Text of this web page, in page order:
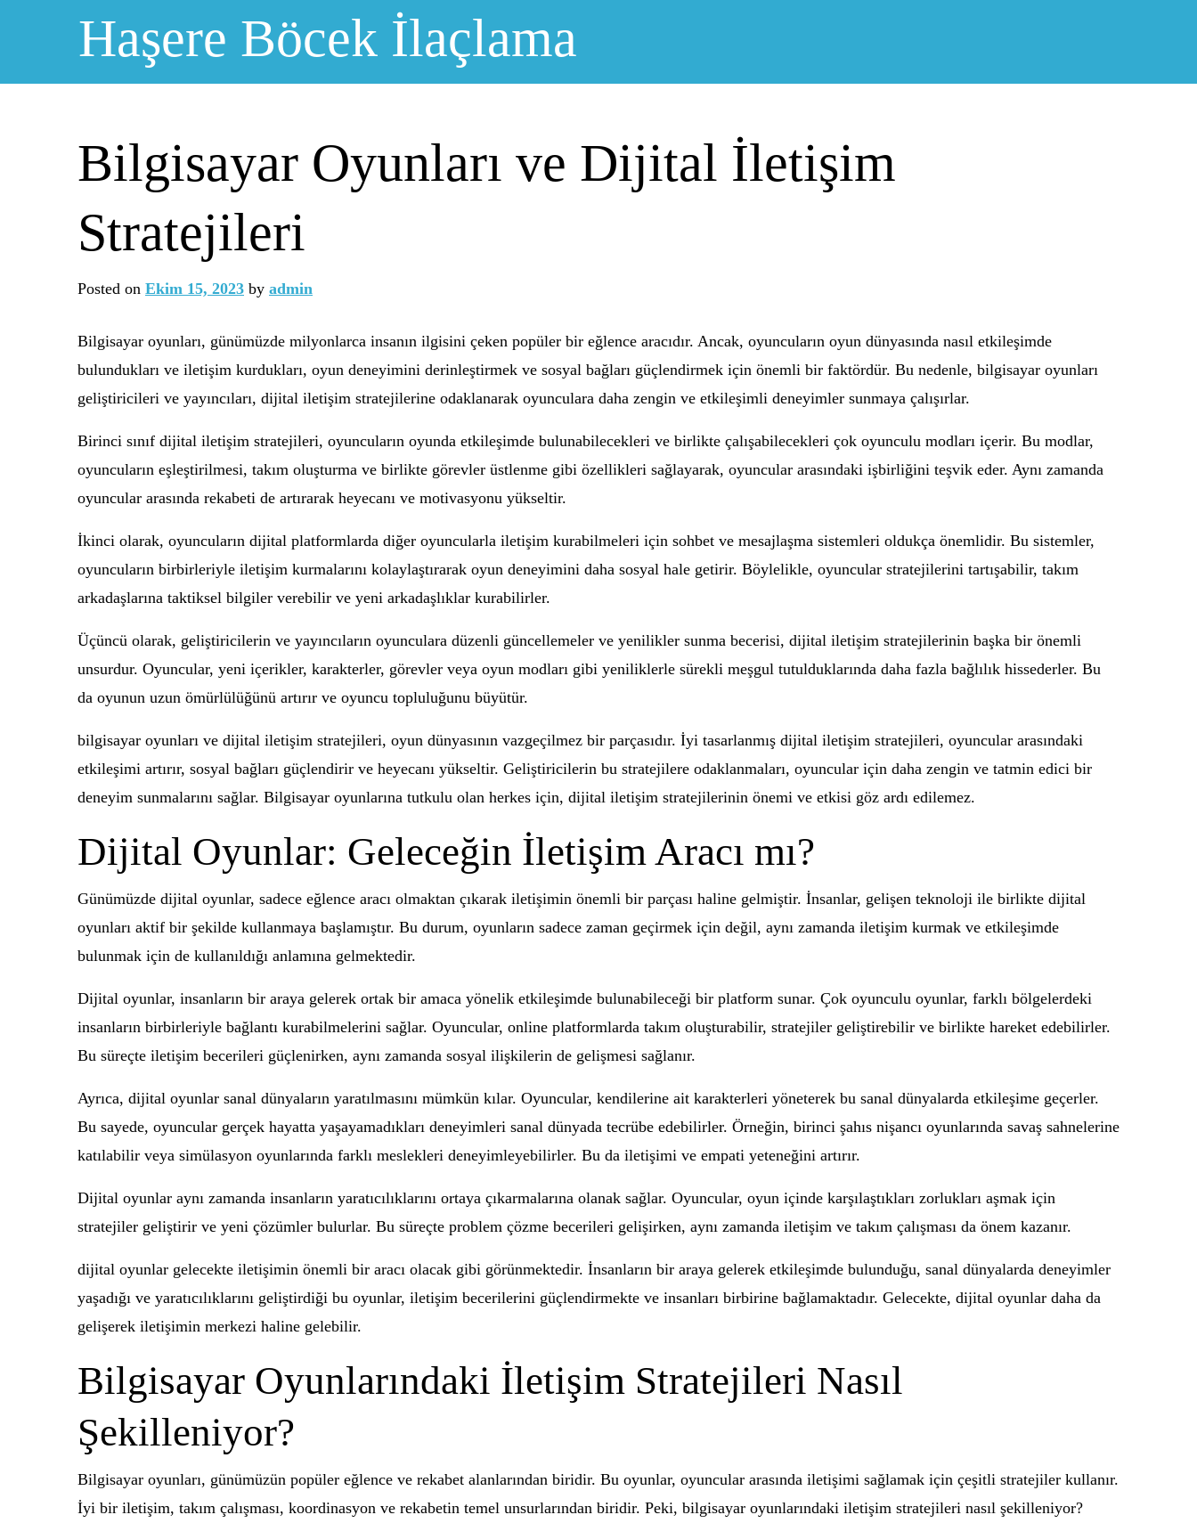
Haşere Böcek İlaçlama
Bilgisayar Oyunları ve Dijital İletişim
Stratejileri
Posted on Ekim 15, 2023 by admin
Bilgisayar oyunları, günümüzde milyonlarca insanın ilgisini çeken popüler bir eğlence aracıdır. Ancak, oyuncuların oyun dünyasında nasıl etkileşimde
bulundukları ve iletişim kurdukları, oyun deneyimini derinleştirmek ve sosyal bağları güçlendirmek için önemli bir faktördür. Bu nedenle, bilgisayar oyunları
geliştiricileri ve yayıncıları, dijital iletişim stratejilerine odaklanarak oyunculara daha zengin ve etkileşimli deneyimler sunmaya çalışırlar.
Birinci sınıf dijital iletişim stratejileri, oyuncuların oyunda etkileşimde bulunabilecekleri ve birlikte çalışabilecekleri çok oyunculu modları içerir. Bu modlar,
oyuncuların eşleştirilmesi, takım oluşturma ve birlikte görevler üstlenme gibi özellikleri sağlayarak, oyuncular arasındaki işbirliğini teşvik eder. Aynı zamanda
oyuncular arasında rekabeti de artırarak heyecanı ve motivasyonu yükseltir.
İkinci olarak, oyuncuların dijital platformlarda diğer oyuncularla iletişim kurabilmeleri için sohbet ve mesajlaşma sistemleri oldukça önemlidir. Bu sistemler,
oyuncuların birbirleriyle iletişim kurmalarını kolaylaştırarak oyun deneyimini daha sosyal hale getirir. Böylelikle, oyuncular stratejilerini tartışabilir, takım
arkadaşlarına taktiksel bilgiler verebilir ve yeni arkadaşlıklar kurabilirler.
Üçüncü olarak, geliştiricilerin ve yayıncıların oyunculara düzenli güncellemeler ve yenilikler sunma becerisi, dijital iletişim stratejilerinin başka bir önemli
unsurdur. Oyuncular, yeni içerikler, karakterler, görevler veya oyun modları gibi yeniliklerle sürekli meşgul tutulduklarında daha fazla bağlılık hissederler. Bu
da oyunun uzun ömürlülüğünü artırır ve oyuncu topluluğunu büyütür.
bilgisayar oyunları ve dijital iletişim stratejileri, oyun dünyasının vazgeçilmez bir parçasıdır. İyi tasarlanmış dijital iletişim stratejileri, oyuncular arasındaki
etkileşimi artırır, sosyal bağları güçlendirir ve heyecanı yükseltir. Geliştiricilerin bu stratejilere odaklanmaları, oyuncular için daha zengin ve tatmin edici bir
deneyim sunmalarını sağlar. Bilgisayar oyunlarına tutkulu olan herkes için, dijital iletişim stratejilerinin önemi ve etkisi göz ardı edilemez.
Dijital Oyunlar: Geleceğin İletişim Aracı mı?
Günümüzde dijital oyunlar, sadece eğlence aracı olmaktan çıkarak iletişimin önemli bir parçası haline gelmiştir. İnsanlar, gelişen teknoloji ile birlikte dijital
oyunları aktif bir şekilde kullanmaya başlamıştır. Bu durum, oyunların sadece zaman geçirmek için değil, aynı zamanda iletişim kurmak ve etkileşimde
bulunmak için de kullanıldığı anlamına gelmektedir.
Dijital oyunlar, insanların bir araya gelerek ortak bir amaca yönelik etkileşimde bulunabileceği bir platform sunar. Çok oyunculu oyunlar, farklı bölgelerdeki
insanların birbirleriyle bağlantı kurabilmelerini sağlar. Oyuncular, online platformlarda takım oluşturabilir, stratejiler geliştirebilir ve birlikte hareket edebilirler.
Bu süreçte iletişim becerileri güçlenirken, aynı zamanda sosyal ilişkilerin de gelişmesi sağlanır.
Ayrıca, dijital oyunlar sanal dünyaların yaratılmasını mümkün kılar. Oyuncular, kendilerine ait karakterleri yöneterek bu sanal dünyalarda etkileşime geçerler.
Bu sayede, oyuncular gerçek hayatta yaşayamadıkları deneyimleri sanal dünyada tecrübe edebilirler. Örneğin, birinci şahıs nişancı oyunlarında savaş sahnelerine
katılabilir veya simülasyon oyunlarında farklı meslekleri deneyimleyebilirler. Bu da iletişimi ve empati yeteneğini artırır.
Dijital oyunlar aynı zamanda insanların yaratıcılıklarını ortaya çıkarmalarına olanak sağlar. Oyuncular, oyun içinde karşılaştıkları zorlukları aşmak için
stratejiler geliştirir ve yeni çözümler bulurlar. Bu süreçte problem çözme becerileri gelişirken, aynı zamanda iletişim ve takım çalışması da önem kazanır.
dijital oyunlar gelecekte iletişimin önemli bir aracı olacak gibi görünmektedir. İnsanların bir araya gelerek etkileşimde bulunduğu, sanal dünyalarda deneyimler
yaşadığı ve yaratıcılıklarını geliştirdiği bu oyunlar, iletişim becerilerini güçlendirmekte ve insanları birbirine bağlamaktadır. Gelecekte, dijital oyunlar daha da
gelişerek iletişimin merkezi haline gelebilir.
Bilgisayar Oyunlarındaki İletişim Stratejileri Nasıl
Şekilleniyor?
Bilgisayar oyunları, günümüzün popüler eğlence ve rekabet alanlarından biridir. Bu oyunlar, oyuncular arasında iletişimi sağlamak için çeşitli stratejiler kullanır.
İyi bir iletişim, takım çalışması, koordinasyon ve rekabetin temel unsurlarından biridir. Peki, bilgisayar oyunlarındaki iletişim stratejileri nasıl şekilleniyor?